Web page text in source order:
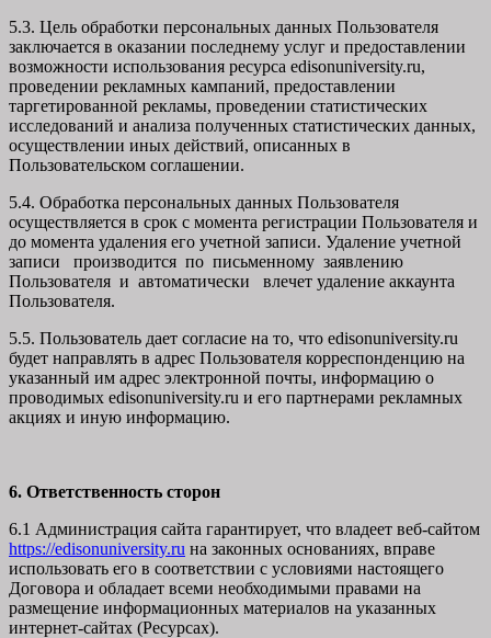
5.3. Цель обработки персональных данных Пользователя
заключается в оказании последнему услуг и предоставлении
возможности использования ресурса edisonuniversity.ru,
проведении рекламных кампаний, предоставлении
таргетированной рекламы, проведении статистических
исследований и анализа полученных статистических данных,
осуществлении иных действий, описанных в
Пользовательском соглашении.
5.4. Обработка персональных данных Пользователя
осуществляется в срок с момента регистрации Пользователя и
до момента удаления его учетной записи. Удаление учетной
записи производится по письменному заявлению
Пользователя и автоматически влечет удаление аккаунта
Пользователя.
5.5. Пользователь дает согласие на то, что edisonuniversity.ru
будет направлять в адрес Пользователя корреспонденцию на
указанный им адрес электронной почты, информацию о
проводимых edisonuniversity.ru и его партнерами рекламных
акциях и иную информацию.
6. Ответственность сторон
6.1 Администрация сайта гарантирует, что владеет веб-сайтом
https://edisonuniversity.ru на законных основаниях, вправе
использовать его в соответствии с условиями настоящего
Договора и обладает всеми необходимыми правами на
размещение информационных материалов на указанных
интернет-сайтах (Ресурсах).